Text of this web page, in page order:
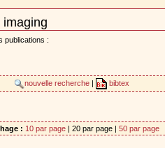
publications :
nouvelle recherche bibtex
: 10 par page | 20 par page | 50 par page